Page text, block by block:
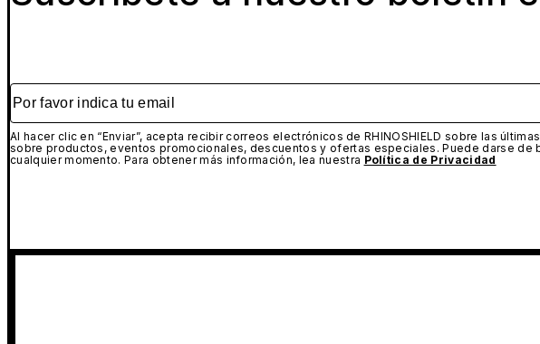
Por favor indica tu email
Al hacer clic en “Enviar”, acepta recibir correos electrónicos de RHINOSHIELD sobre las
sobre productos, eventos promocionales, descuentos y ofertas especiales. Puede darse de
cualquier momento. Para obtener más información, lea nuestra Política de Privacidad